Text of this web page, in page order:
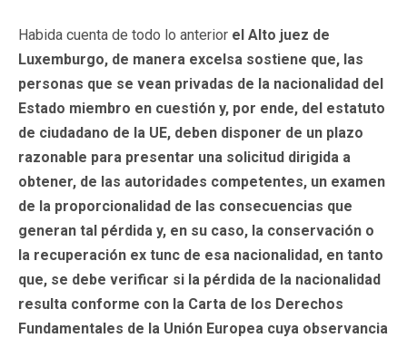
Habida cuenta de todo lo anterior el Alto juez de
Luxemburgo, de manera excelsa sostiene que, las
personas que se vean privadas de la nacionalidad del
Estado miembro en cuestión y, por ende, del estatuto
de ciudadano de la UE, deben disponer de un plazo
razonable para presentar una solicitud dirigida a
obtener, de las autoridades competentes, un examen
de la proporcionalidad de las consecuencias que
generan tal pérdida y, en su caso, la conservación o
la recuperación ex tunc de esa nacionalidad, en tanto
que, se debe verificar si la pérdida de la nacionalidad
resulta conforme con la Carta de los Derechos
Fundamentales de la Unión Europea cuya observancia